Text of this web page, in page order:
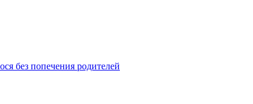
без попечения родителей